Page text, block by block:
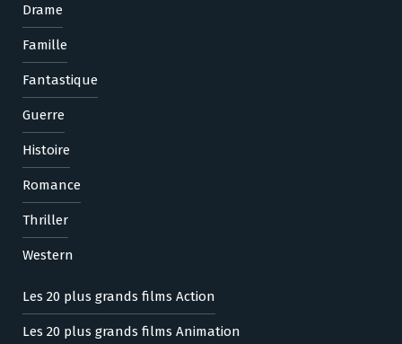
Drame
Famille
Fantastique
Guerre
Histoire
Romance
Thriller
Western
Les 20 plus grands films Action
Les 20 plus grands films Animation